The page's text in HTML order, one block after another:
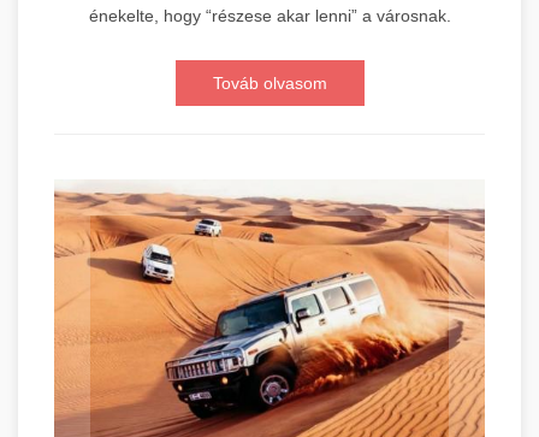
énekelte, hogy “részese akar lenni” a városnak.
Továb olvasom